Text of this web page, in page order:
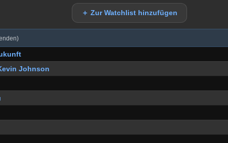
＋ Zur Watchlist hinzufügen
Johnson